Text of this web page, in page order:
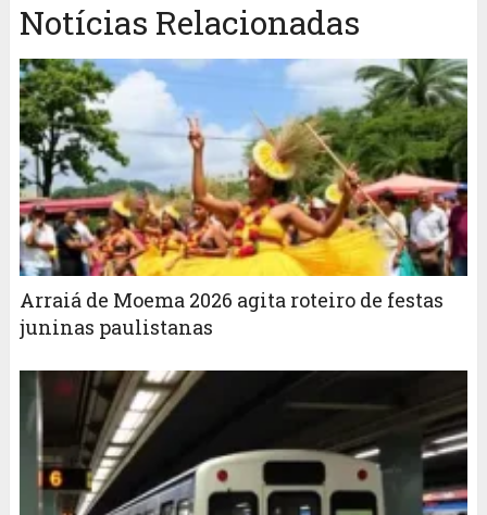
Notícias Relacionadas
Arraiá de Moema 2026 agita roteiro de festas
juninas paulistanas